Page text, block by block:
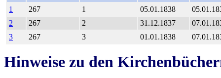
1
267 1 05.01.1838
2
267 2 31.12.1837
3
267 3 01.01.1838
Hinweise zu den